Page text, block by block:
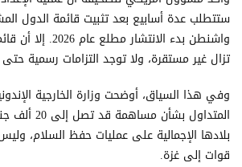
ستتطلب عدة أسابيع بعد تثبيت قائمة الدول
واشنطن بدء الانتشار
تزال غير مستقرة، ولا توجد التزامات رسمية حتى
وفي هذا السياق، أوضحت وزارة الخارجية
المتداول
بلادها الإجمالية على عمليات حفظ السلام،
قوات إلى غزة.